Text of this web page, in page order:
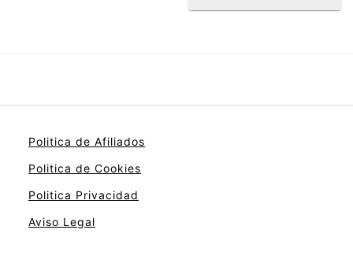
Politica de Afiliados
Politica de Cookies
Politica Privacidad
Aviso Legal